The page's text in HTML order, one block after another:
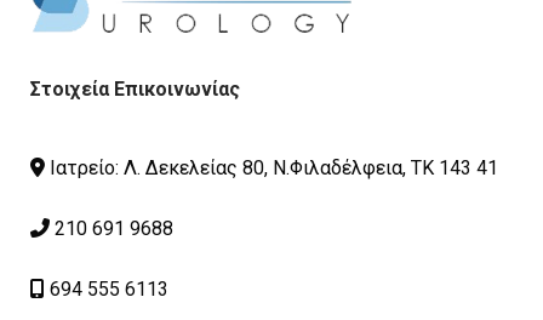
Στοιχεία Επικοινωνίας
Ιατρείο: Λ. Δεκελείας 80, Ν.Φιλαδέλφεια, ΤΚ 143 41
210 691 9688
694 555 6113